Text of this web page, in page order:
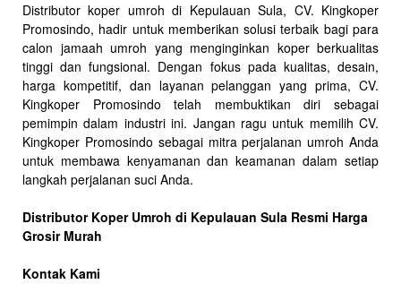
Distributor koper umroh di Kepulauan Sula, CV. Kingkoper
Promosindo, hadir untuk memberikan solusi terbaik bagi para
calon jamaah umroh yang menginginkan koper berkualitas
tinggi dan fungsional. Dengan fokus pada kualitas, desain,
harga kompetitif, dan layanan pelanggan yang prima, CV.
Kingkoper Promosindo telah membuktikan diri sebagai
pemimpin dalam industri ini. Jangan ragu untuk memilih CV.
Kingkoper Promosindo sebagai mitra perjalanan umroh Anda
untuk membawa kenyamanan dan keamanan dalam setiap
langkah perjalanan suci Anda.
Distributor Koper Umroh di Kepulauan Sula Resmi Harga
Grosir Murah
Kontak Kami